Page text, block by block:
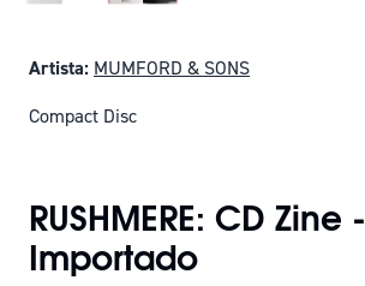
Artista: MUMFORD & SONS
Compact Disc
RUSHMERE: CD Zine -
Importado